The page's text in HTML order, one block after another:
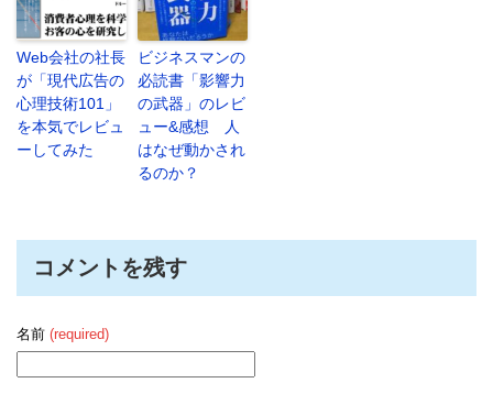
Web会社の社長
が「現代広告の
心理技術101」
を本気でレビュ
ーしてみた
ビジネスマンの
必読書「影響力
の武器」のレビ
ュー&感想 人
はなぜ動かされ
るのか？
コメントを残す
名前 (required)